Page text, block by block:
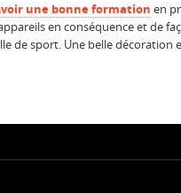
une bonne formation en
en conséquence et de
de sport. Une belle décoration